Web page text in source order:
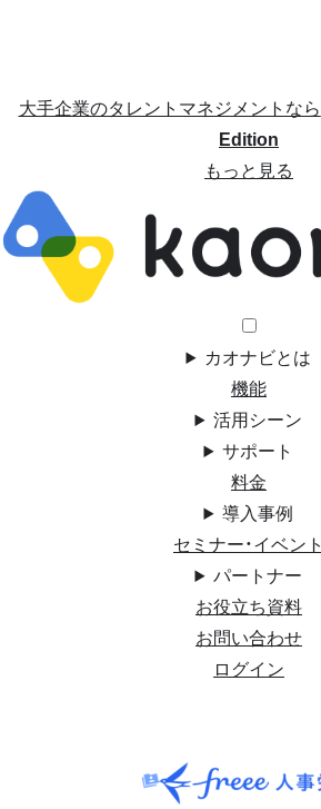
大手企業のタレントマネジメントなら
Edition
もっと見る
カオナビとは
機能
活用シーン
サポート
料金
導入事例
セミナー・イベント
パートナー
お役立ち資料
お問い合わせ
ログイン